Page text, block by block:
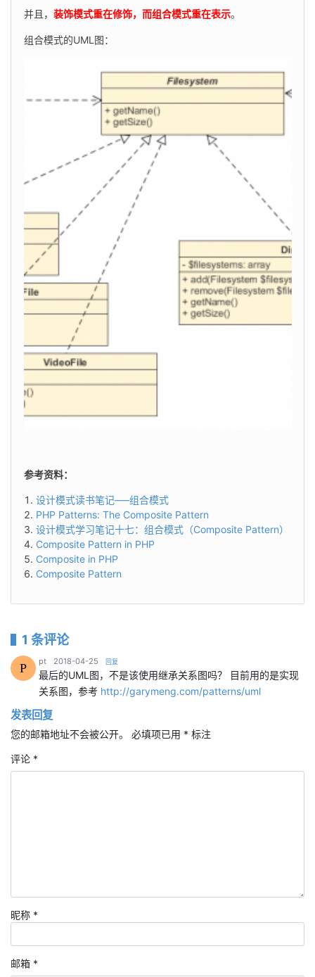
并且， 装饰模式重在修饰，而组合模式重在表示。
组合模式的UML图：
参考资料：
设计模式读书笔记—–组合模式
PHP Patterns: The Composite Pattern
设计模式学习笔记十七：组合模式（Composite Pattern）
Composite Pattern in PHP
Composite in PHP
Composite Pattern
1 条评论
P pt says:
2018-04-25 回复
最后的UML图，不是该使用继承关系图吗？ 目前用的是实现
关系图，参考 http://garymeng.com/patterns/uml
发表回复
您的邮箱地址不会被公开。 必填项已用 * 标注
评论 *
昵称 *
邮箱 *